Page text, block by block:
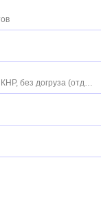
тент, Выезд через Алашанькоу КНР, без догруза (отдельное авто)